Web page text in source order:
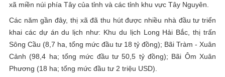
xã miền núi phía Tây của tỉnh và các tỉnh khu vực Tây Nguyên.
Các năm gần đây, thị xã đã thu hút được nhiều nhà đầu tư triển
khai các dự án du lịch như: Khu du lịch Long Hải Bắc, thị trấn
Sông Cầu (8,7 ha, tổng mức đầu tư 18 tỷ đồng); Bãi Tràm - Xuân
Cảnh (98,4 ha; tổng mức đầu tư 50,5 tỷ đồng); Bãi Ôm Xuân
Phương (18 ha; tổng mức đầu tư 2 triệu USD).